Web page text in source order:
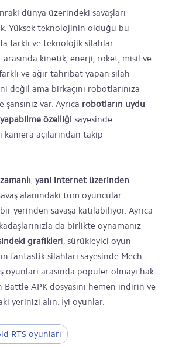
dünya üzerindeki savaşları
Yüksek teknolojinin olduğu bu
farklı ve teknolojik silahlar
arasında kinetik, enerji, roket, misil ve
ve ağır tahribat yapan silah
değil ama birkaçını robotlarınıza
var. Ayrıca robotların uydu
özelliği sayesinde
kamera açılarından takip
, yani internet üzerinden
alanındaki tüm oyuncular
yerinden savaşa katılabiliyor. Ayrıca
da birlikte oynamanız
grafikleri, sürükleyici oyun
fantastik silahları sayesinde Mech
oyunları arasında popüler olmayı hak
APK dosyasını hemen indirin ve
yerinizi alın. İyi oyunlar.
RTS oyunları